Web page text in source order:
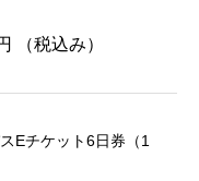
18,730
す。
現
の
格
（税込み）
Eチケット6日券（1